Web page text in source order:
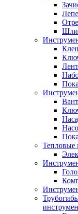
Тепловые